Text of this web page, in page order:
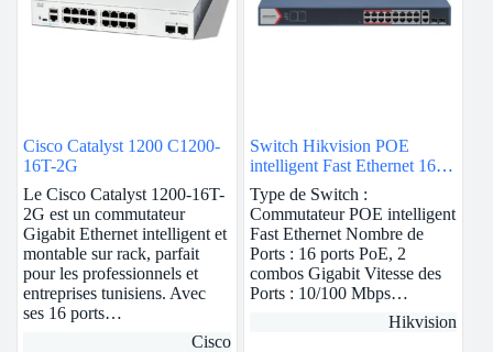
Cisco Catalyst 1200 C1200-
16T-2G
Le Cisco Catalyst 1200-16T-
2G est un commutateur
Gigabit Ethernet intelligent et
montable sur rack, parfait
pour les professionnels et
entreprises tunisiens. Avec
ses 16 ports…
Cisco
Switch Hikvision POE
intelligent Fast Ethernet 16
ports
Type de Switch :
Commutateur POE intelligent
Fast Ethernet Nombre de
Ports : 16 ports PoE, 2
combos Gigabit Vitesse des
Ports : 10/100 Mbps…
Hikvision